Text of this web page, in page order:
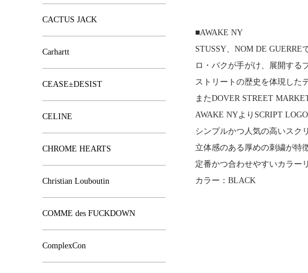
■AWAKE NY
STUSSY、NOM DE
ロ・バクが手がけ、展開する
ストリートの歴史を体現した
またDOVER STREET
AWAKE NYよりSCRIPT
シンプルかつ人気の高いスク
立体感のある厚めの刺繍が特
定番かつ合わせやすいカラー
カラー：BLACK
CACTUS JACK
Carhartt
CEASE±DESIST
CELINE
CHROME HEARTS
Christian Louboutin
COMME des FUCKDOWN
ComplexCon